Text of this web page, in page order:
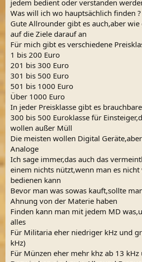
jedem bedient oder verstanden
Was will ich wo hauptsächlich finden ?
Gute Allrounder gibt es auch,aber
auf die Ziele darauf an
Für mich gibt es verschiedene
1 bis 200 Euro
201 bis 300 Euro
301 bis 500 Euro
501 bis 1000 Euro
Über 1000 Euro
In jeder Preisklasse gibt es
300 bis 500 Euroklasse für
wollen außer Müll
Die meisten wollen Digital
Analoge
Ich sage immer,das auch das
einem nichts nützt,wenn man es
bedienen kann
Bevor man was sowas kauft,sollte
Ahnung von der Materie haben
Finden kann man mit jedem MD
alles
Für Militaria eher niedriger kHz und
kHz)
Für Münzen eher mehr khz ab 13